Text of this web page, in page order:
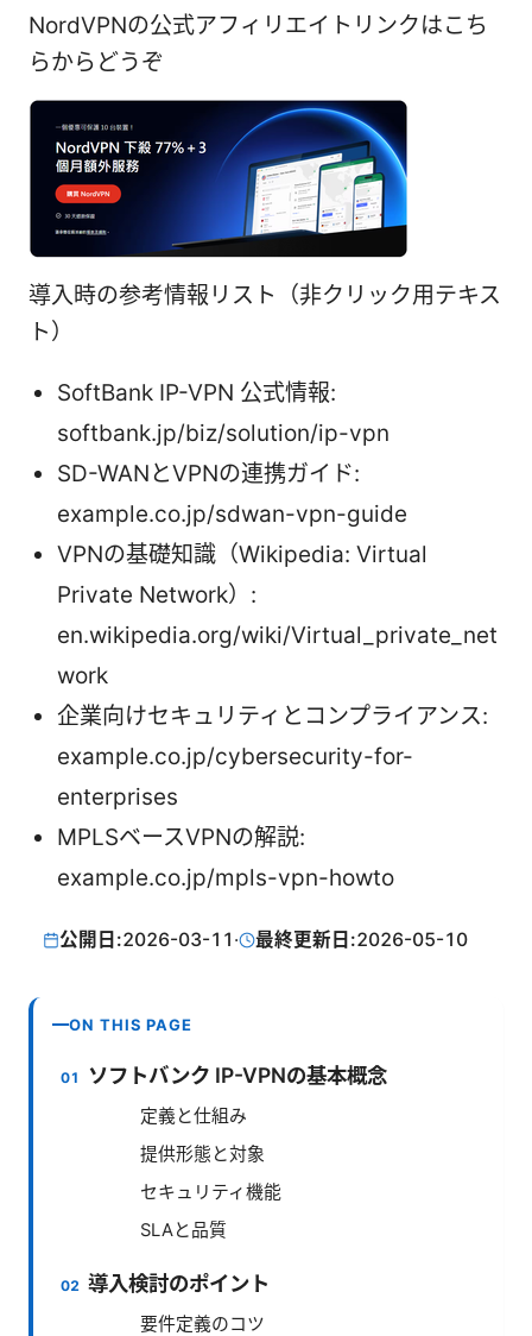
NordVPNの公式アフィリエイトリンクはこち
らからどうぞ
導入時の参考情報リスト（非クリック用テキス
ト）
SoftBank IP-VPN 公式情報:
softbank.jp/biz/solution/ip-vpn
SD-WANとVPNの連携ガイド:
example.co.jp/sdwan-vpn-guide
VPNの基礎知識（Wikipedia: Virtual
Private Network）:
en.wikipedia.org/wiki/Virtual_private_net
work
企業向けセキュリティとコンプライアンス:
example.co.jp/cybersecurity-for-
enterprises
MPLSベースVPNの解説:
example.co.jp/mpls-vpn-howto
公開日:2026-03-11 · 最終更新日:2026-05-10
ON THIS PAGE
ソフトバンク IP-VPNの基本概念
定義と仕組み
提供形態と対象
セキュリティ機能
SLAと品質
導入検討のポイント
要件定義のコツ